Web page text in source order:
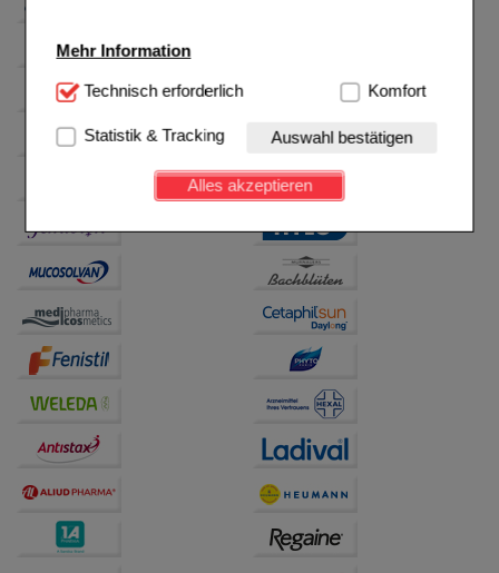
Mehr Information
Technisch Notwendig:Hierbei handelt es sich um
Website notwendig sind (z.B. Navigation, Warenkorb,
Kundenkonto), weshalb auf diese nicht verzichtet
werden kann.
Einkaufserlebnis noch ansprechender zu gestalten,
Besuchers oder unsere Seite an bevorzugte
Verhaltensweisen (z.B. Spracheinstellung)
anzupassen. Komfort-Cookies ermöglichen es uns
auch auf Ihre Bedürfnisse zugeschrittene Inhalte
anzuzeigen und unser Partnerprogramm zu
betreiben.
Statistik & Tracking:
Hierüber lassen sich
Informationen über die Art und Weise der Nutzung
unserer Website sammeln, mit deren Hilfe wir unsere
auf unserer Website aber auch die Werbung auf
Drittseiten möglichst relevant für Sie zu gestalten.
Bitte beachten Sie, dass Daten hierfür teilweise an
Dritte wie z.B. Google oder soziale Medien
Technisch erforderlich Komfort
Statistik & Tracking Auswahl bestätigen
Alles akzeptieren